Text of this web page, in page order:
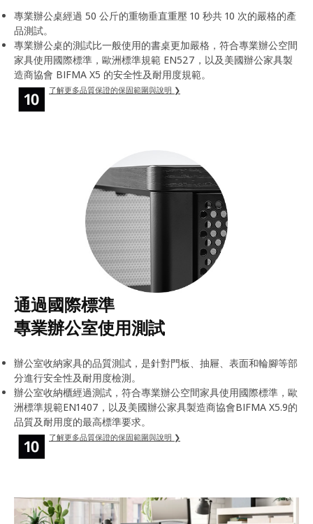
專業辦公桌經過 50 公斤的重物垂直重壓 10 秒共 10 次的嚴格的產
品測試。
專業辦公桌的測試比一般使用的書桌更加嚴格，符合專業辦公空間
家具使用國際標準，歐洲標準規範 EN527，以及美國辦公家具製
造商協會 BIFMA X5 的安全性及耐用度規範。
了解更多品質保證的保固範圍與說明 ❯
通過國際標準
專業辦公室使用測試
辦公室收納家具的品質測試，是針對門板、抽屜、表面和輪腳等部
分進行安全性及耐用度檢測。
辦公室收納櫃經過測試，符合專業辦公空間家具使用國際標準，歐
洲標準規範EN1407，以及美國辦公家具製造商協會BIFMA X5.9的
品質及耐用度的最高標準要求。
了解更多品質保證的保固範圍與說明 ❯